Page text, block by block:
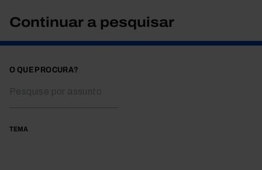
Continuar a pesquisar
O QUE PROCURA?
TEMA